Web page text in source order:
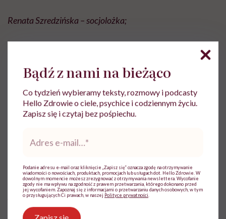
Renata Szredzińska – socjolożka;
seksualnego;
Dr Tomasz Terlikowski – filozof, publicysta, dziennikarz;
Zbigniew Nosowski – redaktor naczelny kwartalnika
„Więź”;
Bądź z nami na bieżąco
Co tydzień wybieramy teksty, rozmowy i podcasty
Hello Zdrowie o ciele, psychice i codziennym życiu.
Zapisz się i czytaj bez pośpiechu.
mail*
Podanie adresu e-mail oraz kliknięcie „Zapisz się” oznacza zgodę na otrzymywanie
wiadomości o nowościach, produktach, promocjach lub usługach dot. Hello Zdrowie. W
dowolnym momencie możesz zrezygnować z otrzymywania newslettera. Wycofanie
zgody nie ma wpływu na zgodność z prawem przetwarzania, którego dokonano przed
jej wycofaniem. Zapoznaj się z informacjami o przetwarzaniu danych osobowych, w tym
o przysługujących Ci prawach, w naszej Polityce prywatności